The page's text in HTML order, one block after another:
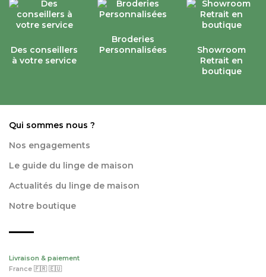
Des conseillers
à votre service
Broderies
Personnalisées
Showroom
Retrait en
boutique
Qui sommes nous ?
Nos engagements
Le guide du linge de maison
Actualités du linge de maison
Notre boutique
Livraison & paiement
France 🇫🇷 🇪🇺